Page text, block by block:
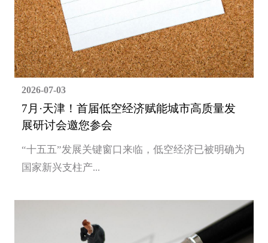
2026-07-03
7月·天津！首届低空经济赋能城市高质量发
展研讨会邀您参会
“十五五”发展关键窗口来临，低空经济已被明确为
国家新兴支柱产...